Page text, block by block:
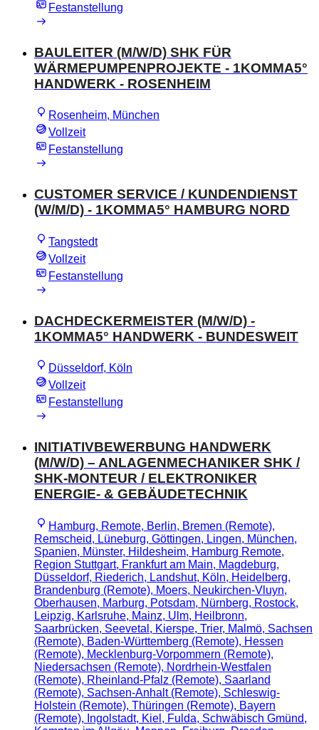
Festanstellung
BAULEITER (M/W/D) SHK FÜR
WÄRMEPUMPENPROJEKTE - 1KOMMA5°
HANDWERK - ROSENHEIM
Rosenheim, München
Vollzeit
Festanstellung
CUSTOMER SERVICE / KUNDENDIENST
(W/M/D) - 1KOMMA5° HAMBURG NORD
Tangstedt
Vollzeit
Festanstellung
DACHDECKERMEISTER (M/W/D) -
1KOMMA5° HANDWERK - BUNDESWEIT
Düsseldorf, Köln
Vollzeit
Festanstellung
INITIATIVBEWERBUNG HANDWERK
(M/W/D) – ANLAGENMECHANIKER SHK /
SHK‑MONTEUR / ELEKTRONIKER
ENERGIE- & GEBÄUDETECHNIK
Hamburg, Remote, Berlin, Bremen (Remote),
Remscheid, Lüneburg, Göttingen, Lingen, München,
Spanien, Münster, Hildesheim, Hamburg Remote,
Region Stuttgart, Frankfurt am Main, Magdeburg,
Düsseldorf, Riederich, Landshut, Köln, Heidelberg,
Brandenburg (Remote), Moers, Neukirchen-Vluyn,
Oberhausen, Marburg, Potsdam, Nürnberg, Rostock,
Leipzig, Karlsruhe, Mainz, Ulm, Heilbronn,
Saarbrücken, Seevetal, Kierspe, Trier, Malmö, Sachsen
(Remote), Baden-Württemberg (Remote), Hessen
(Remote), Mecklenburg-Vorpommern (Remote),
Niedersachsen (Remote), Nordrhein-Westfalen
(Remote), Rheinland-Pfalz (Remote), Saarland
(Remote), Sachsen-Anhalt (Remote), Schleswig-
Holstein (Remote), Thüringen (Remote), Bayern
(Remote), Ingolstadt, Kiel, Fulda, Schwäbisch Gmünd,